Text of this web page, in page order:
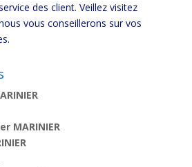
des client. Veillez visitez
vous conseillerons sur vos
MARINIER